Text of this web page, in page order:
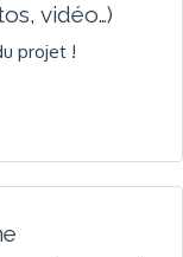
vidéo…)
projet !